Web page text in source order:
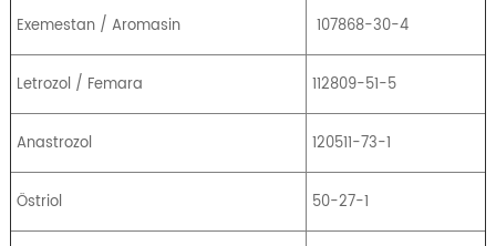
Exemestan / Aromasin 107868-30-4
Letrozol / Femara 112809-51-5
Anastrozol 120511-73-1
Östriol 50-27-1